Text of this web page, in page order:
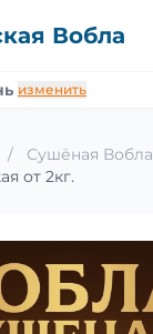
Вобла
изменить
/ Сушёная Вобла
от 2кг.